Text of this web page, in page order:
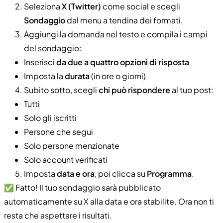
SelezionaX (Twitter) come social e scegli
Sondaggiodal menu a tendina dei formati.
Aggiungi la domanda nel testo e compila i campi
del sondaggio:
Inseriscida due a quattro opzioni di risposta
Imposta ladurata(in ore o giorni)
Subito sotto, sceglichi può rispondere al tuo post:
Tutti
Solo gli iscritti
Persone che segui
Solo persone menzionate
Solo account verificati
Impostadata e ora, poi clicca su Programma.
✅ Fatto! Il tuo sondaggio sarà pubblicato
automaticamente su X alla data e ora stabilite. Ora non ti
resta che aspettare i risultati.